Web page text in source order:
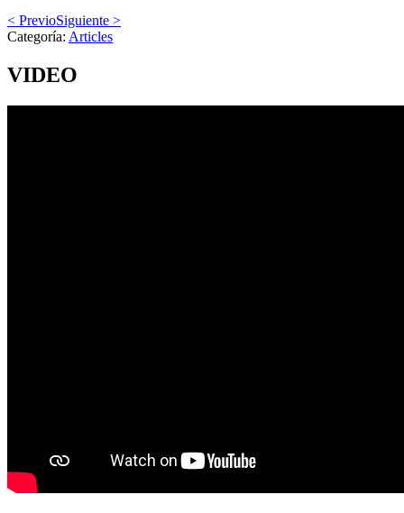
< PrevioSiguiente >
Categoría: Articles
VIDEO